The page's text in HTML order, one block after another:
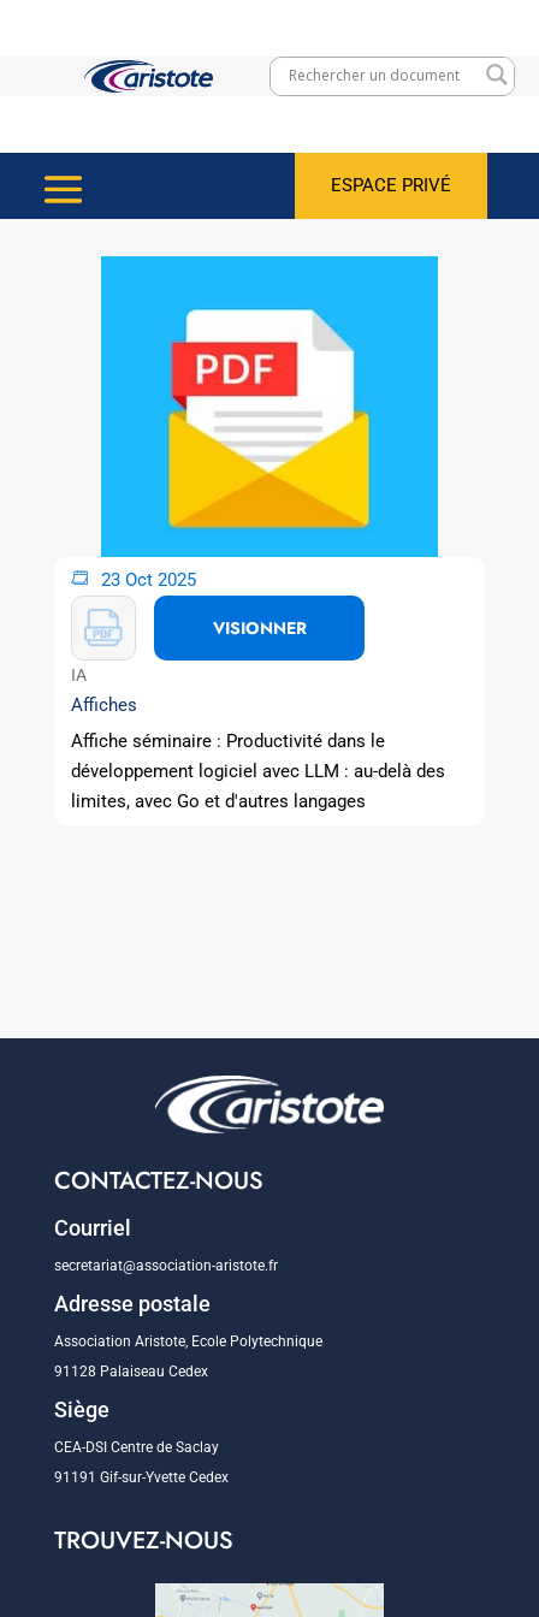
ESPACE PRIVÉ
23 Oct 2025
VISIONNER
IA
Affiches
Affiche séminaire : Productivité dans le
développement logiciel avec LLM : au-delà des
limites, avec Go et d'autres langages
CONTACTEZ-NOUS
Courriel
secretariat@association-aristote.fr
Adresse postale
Association Aristote, Ecole Polytechnique
91128 Palaiseau Cedex
Siège
CEA-DSI Centre de Saclay
91191 Gif-sur-Yvette Cedex
TROUVEZ-NOUS